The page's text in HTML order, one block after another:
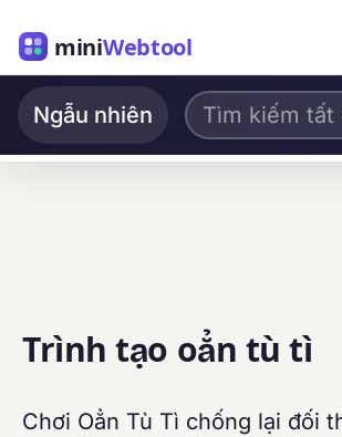
miniWebtool
Ngẫu nhiên
Trình tạo oẳn tù tì
Chơi Oẳn Tù Tì chống lại đối